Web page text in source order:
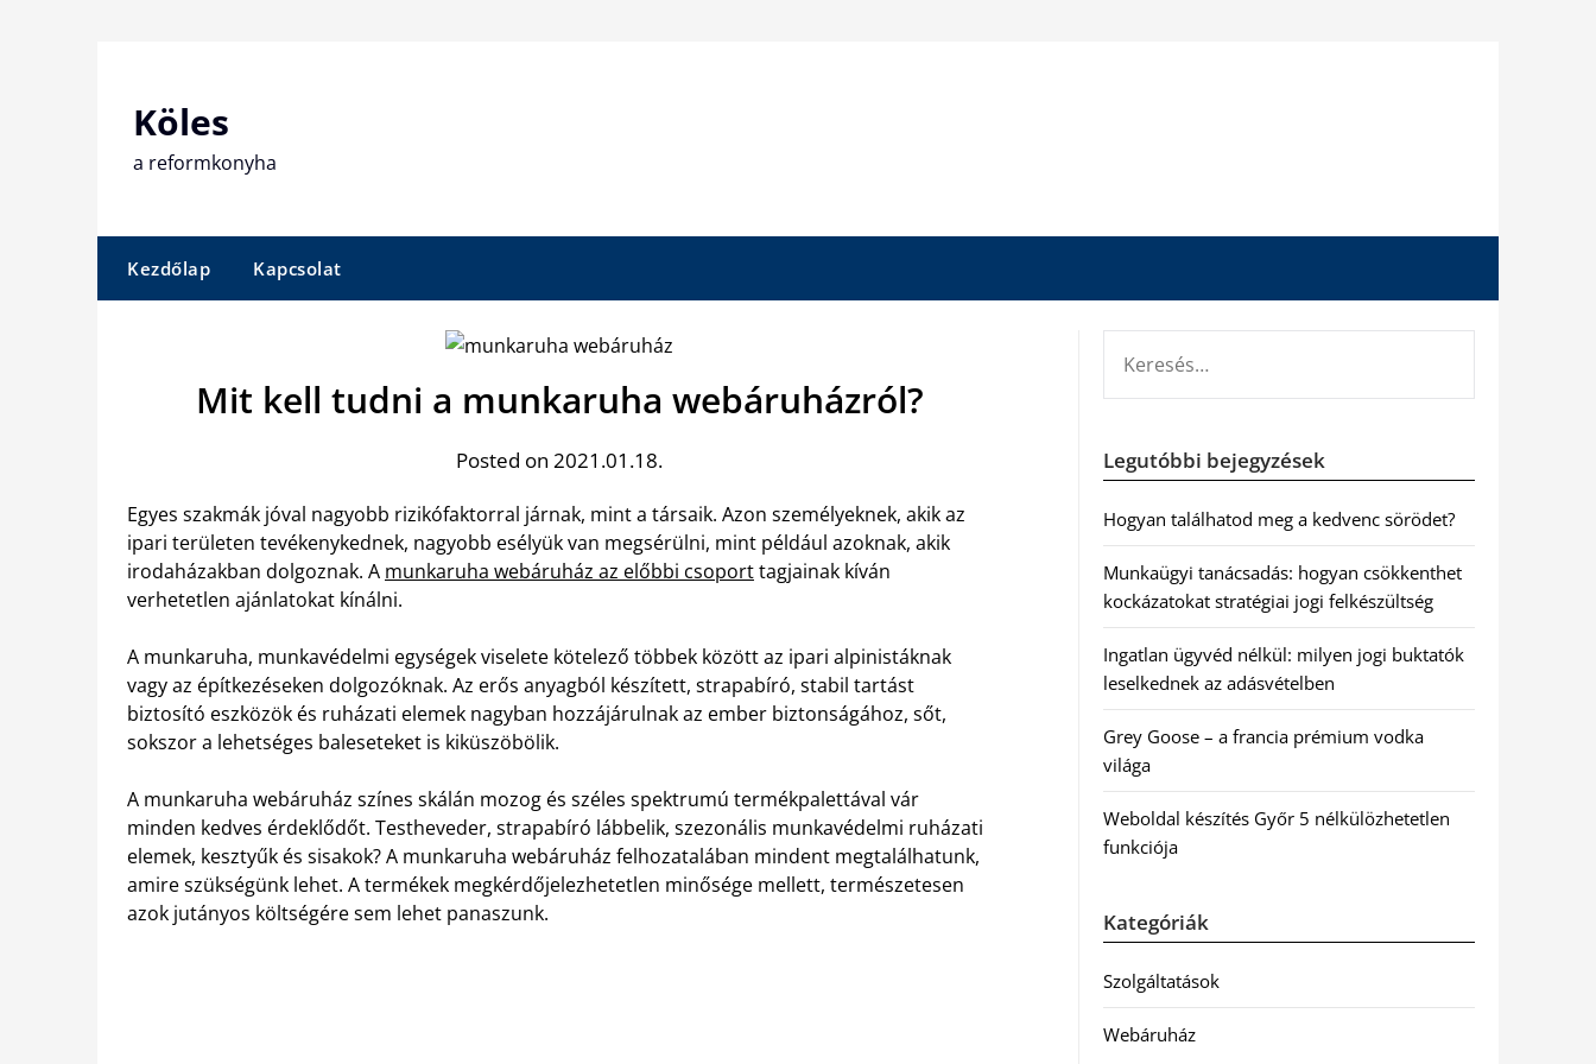
Köles
a reformkonyha
Kezdőlap Kapcsolat
Mit kell tudni a munkaruha webáruházról?
Posted on 2021.01.18.
Egyes szakmák jóval nagyobb rizikófaktorral járnak, mint a társaik. Azon személyeknek, akik az
ipari területen tevékenykednek, nagyobb esélyük van megsérülni, mint például azoknak, akik
irodaházakban dolgoznak. A munkaruha webáruház az előbbi csoporttagjainak kíván
verhetetlen ajánlatokat kínálni.
A munkaruha, munkavédelmi egységek viselete kötelező többek között az ipari alpinistáknak
vagy az építkezéseken dolgozóknak. Az erős anyagból készített, strapabíró, stabil tartást
biztosító eszközök és ruházati elemek nagyban hozzájárulnak az ember biztonságához, sőt,
sokszor a lehetséges baleseteket is kiküszöbölik.
A munkaruha webáruház színes skálán mozog és széles spektrumú termékpalettával vár
minden kedves érdeklődőt. Testheveder, strapabíró lábbelik, szezonális munkavédelmi ruházati
elemek, kesztyűk és sisakok? A munkaruha webáruház felhozatalában mindent megtalálhatunk,
amire szükségünk lehet. A termékek megkérdőjelezhetetlen minősége mellett, természetesen
azok jutányos költségére sem lehet panaszunk.
Legutóbbi bejegyzések
Hogyan találhatod meg a kedvenc sörödet?
Munkaügyi tanácsadás: hogyan csökkenthet
kockázatokat stratégiai jogi felkészültség
Ingatlan ügyvéd nélkül: milyen jogi buktatók
leselkednek az adásvételben
Grey Goose – a francia prémium vodka
világa
Weboldal készítés Győr 5 nélkülözhetetlen
funkciója
Kategóriák
Szolgáltatások
Webáruház